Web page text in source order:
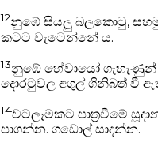
12නුඹේ සියලු බලකොටු,
කටට වැටෙන්නේ ය.
13නුඹේ හේවායෝ
දොරටුවල අගුල් ගිනිබත් වී
14වටලෑමකට පාත්‍රවීමේ
පාගන්න. ගඩොල් සාදන්න.